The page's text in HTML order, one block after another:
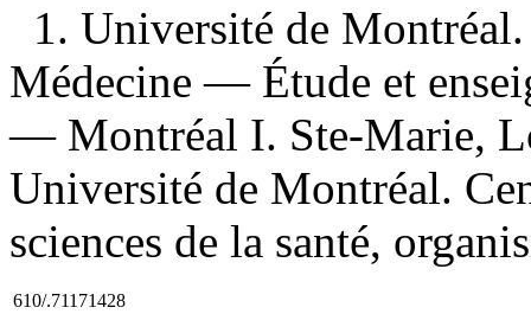
1. Université de
Médecine — Étude et
— Montréal I. Ste-Marie,
Université de Montréal.
sciences de la santé,
610/.71171428